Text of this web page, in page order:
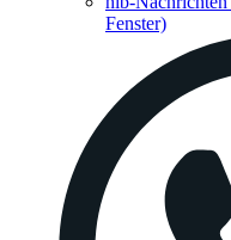
Fenster)